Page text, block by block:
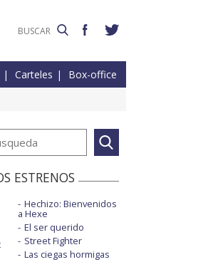
Carteles Box-office
ESTRENOS
Hechizo: Bienvenidos
a Hexe
El ser querido
Street Fighter
Las ciegas hormigas